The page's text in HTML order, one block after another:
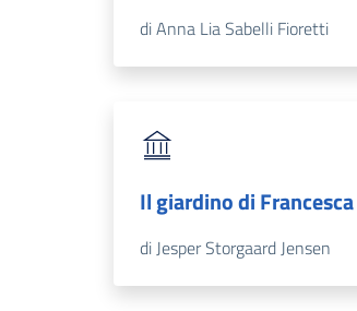
di Anna Lia Sabelli Fioretti
Il giardino di Francesca
di Jesper Storgaard Jensen